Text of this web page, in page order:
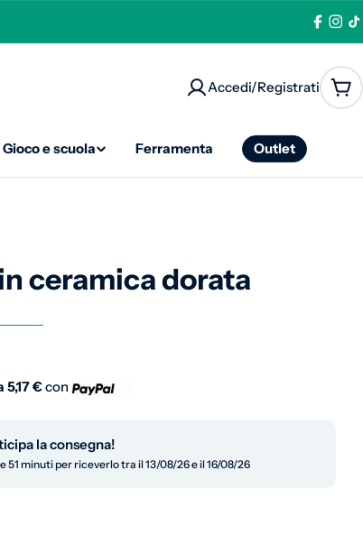
Accedi/Registrati
Gioco e scuola Ferramenta Outlet
ceramica dorata
5,17 €con
la consegna!
51 minuti per riceverlo tra il 13/08/26 e il 16/08/26